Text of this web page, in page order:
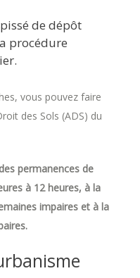
de dépôt
procédure
vous pouvez faire
des Sols (ADS) du
permanences de
à 12 heures, à la
impaires et à la